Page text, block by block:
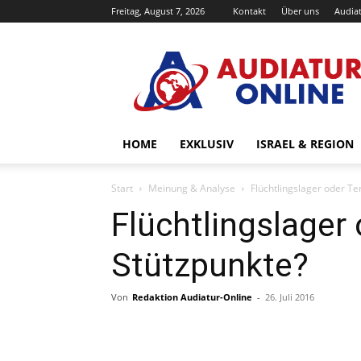
Freitag, August 7, 2026 Kontakt Über uns
Online
HOME EXKLUSIV ISRAEL & REGION
Start Meinung & Analyse Flüchtlingslager oder
Flüchtlingslager
Stützpunkte?
Von Redaktion Audiatur-Online - 26. Juli 2016